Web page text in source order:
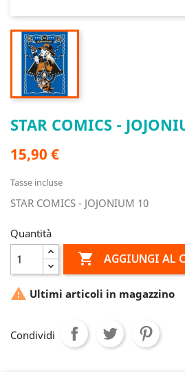
STAR COMICS -
15,90 €
Tasse incluse
STAR COMICS - JOJONIUM 10
Quantità
 AGGIUNGI AL
 Ultimi articoli in magazzino
Condividi